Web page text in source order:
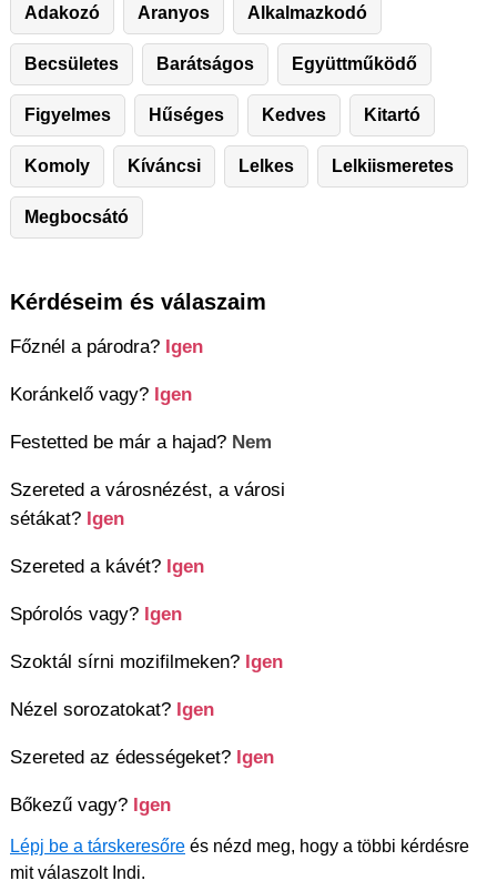
Adakozó Aranyos Alkalmazkodó
Becsületes Barátságos Együttműködő
Figyelmes Hűséges Kedves Kitartó
Komoly Kíváncsi Lelkes Lelkiismeretes
Megbocsátó
Kérdéseim és válaszaim
Főznél a párodra? Igen
Koránkelő vagy? Igen
Festetted be már a hajad? Nem
Szereted a városnézést, a városi
sétákat? Igen
Szereted a kávét? Igen
Spórolós vagy? Igen
Szoktál sírni mozifilmeken? Igen
Nézel sorozatokat? Igen
Szereted az édességeket? Igen
Bőkezű vagy? Igen
Lépj be a társkeresőre és nézd meg, hogy a többi kérdésre
mit válaszolt Indi.